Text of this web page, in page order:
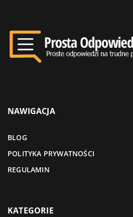
NAWIGACJA
BLOG
POLITYKA PRYWATNOŚCI
REGULAMIN
KATEGORIE